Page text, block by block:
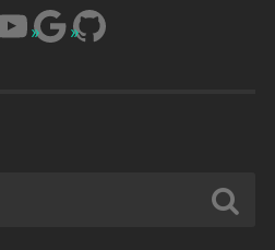
Google
GitHub